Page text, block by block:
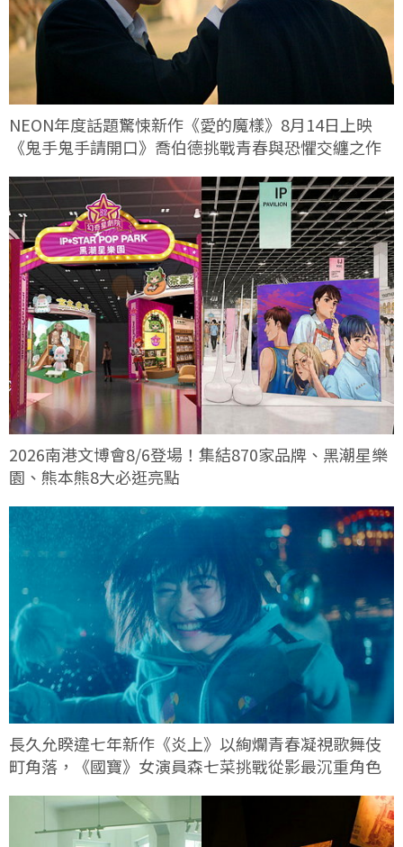
NEON年度話題驚悚新作《愛的魔樣》8月14日上映
《鬼手鬼手請開口》喬伯德挑戰青春與恐懼交纏之作
2026南港文博會8/6登場！集結870家品牌、黑潮星樂
園、熊本熊8大必逛亮點
長久允睽違七年新作《炎上》以絢爛青春凝視歌舞伎
町角落，《國寶》女演員森七菜挑戰從影最沉重角色